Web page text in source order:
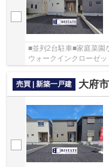
■並列2台駐車■家庭菜園
ウォークインクローゼ
売買 | 新築一戸建
大府市